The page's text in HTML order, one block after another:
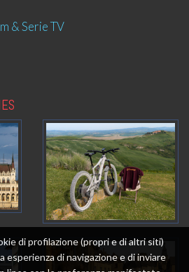
& Serie TV
di profilazione (propri e di altri siti)
esperienza di navigazione e di inviare